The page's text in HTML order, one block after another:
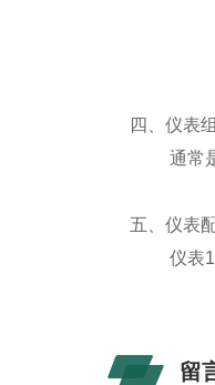
四、仪表
通常是
五、仪表
仪表1台
留